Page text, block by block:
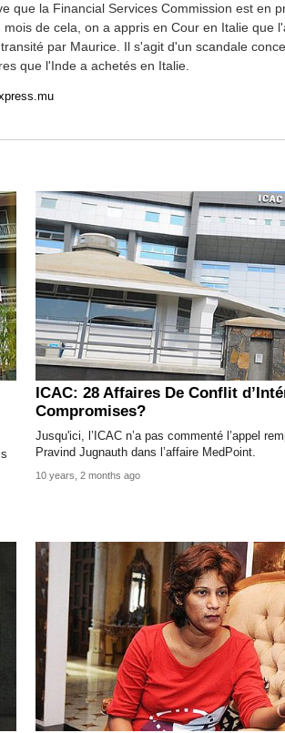
que la Financial Services Commission est en
mois de cela, on a appris en Cour en Italie que
par Maurice. Il s'agit d'un scandale
que l'Inde a achetés en Italie.
ICAC: 28 Affaires De Conflit
Compromises?
Jusqu'ici, l’ICAC n’a pas commenté l’appel
Pravind Jugnauth dans l’affaire MedPoint.
10 years, 2 months ago